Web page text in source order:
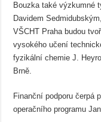
Bouzka také výzkumné
Davidem
VŠCHT Praha budou
vysokého učení
fyzikální chemie J.
Brně.
Finanční podporu čerpá
operačního programu